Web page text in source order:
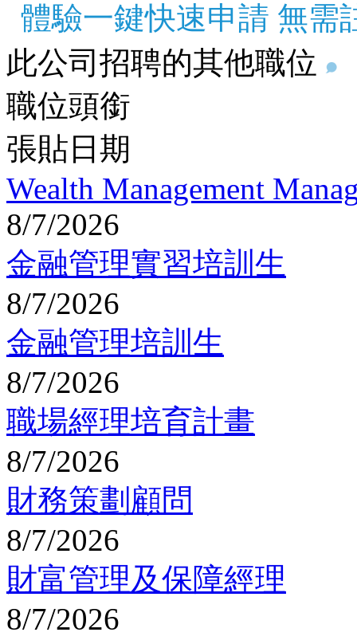
體驗一鍵快速申請 無需
此公司招聘的其他職位
職位頭銜
張貼日期
Wealth Management
8/7/2026
金融管理實習培訓生
8/7/2026
金融管理培訓生
8/7/2026
職場經理培育計畫
8/7/2026
財務策劃顧問
8/7/2026
財富管理及保障經理
8/7/2026